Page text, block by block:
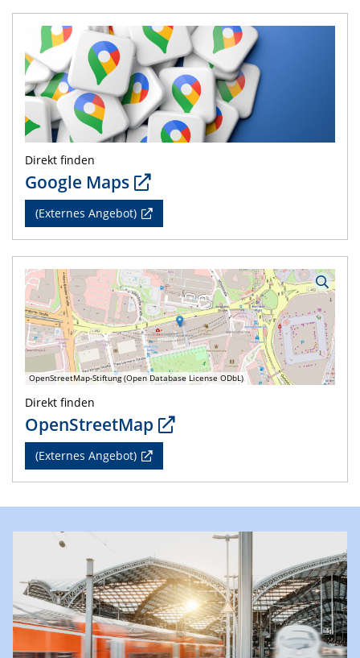
Direkt finden
Google Maps
(Externes Angebot)
OpenStreetMap-Stiftung (Open Database License ODbL)
Direkt finden
OpenStreetMap
(Externes Angebot)